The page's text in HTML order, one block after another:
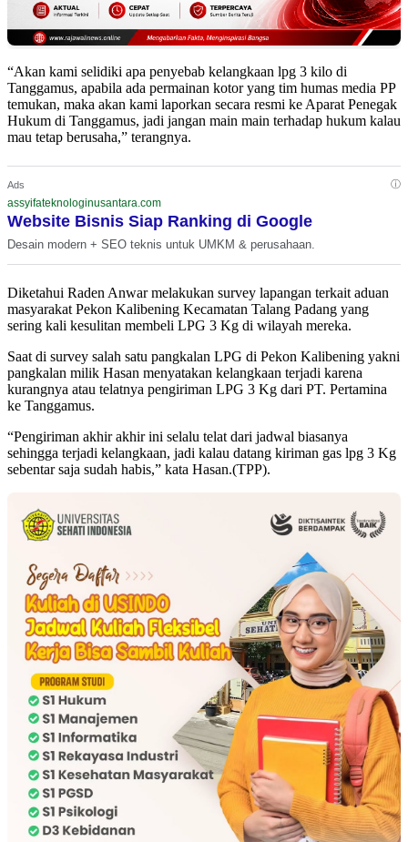
“Akan kami selidiki apa penyebab kelangkaan lpg 3 kilo di
Tanggamus, apabila ada permainan kotor yang tim humas media PP
temukan, maka akan kami laporkan secara resmi ke Aparat Penegak
Hukum di Tanggamus, jadi jangan main main terhadap hukum kalau
mau tetap berusaha,” terangnya.
Ads ⓘ
assyifateknologinusantara.com
Website Bisnis Siap Ranking di Google
Desain modern + SEO teknis untuk UMKM & perusahaan.
Diketahui Raden Anwar melakukan survey lapangan terkait aduan
masyarakat Pekon Kalibening Kecamatan Talang Padang yang
sering kali kesulitan membeli LPG 3 Kg di wilayah mereka.
Saat di survey salah satu pangkalan LPG di Pekon Kalibening yakni
pangkalan milik Hasan menyatakan kelangkaan terjadi karena
kurangnya atau telatnya pengiriman LPG 3 Kg dari PT. Pertamina
ke Tanggamus.
“Pengiriman akhir akhir ini selalu telat dari jadwal biasanya
sehingga terjadi kelangkaan, jadi kalau datang kiriman gas lpg 3 Kg
sebentar saja sudah habis,” kata Hasan.(TPP).